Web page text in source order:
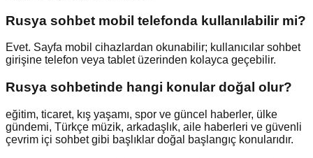
Rusya sohbet mobil telefonda kullanılabilir mi?
Evet. Sayfa mobil cihazlardan okunabilir; kullanıcılar sohbet
girişine telefon veya tablet üzerinden kolayca geçebilir.
Rusya sohbetinde hangi konular doğal olur?
eğitim, ticaret, kış yaşamı, spor ve güncel haberler, ülke
gündemi, Türkçe müzik, arkadaşlık, aile haberleri ve güvenli
çevrim içi sohbet gibi başlıklar doğal başlangıç konularıdır.